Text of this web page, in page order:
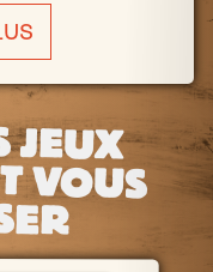
JEUX
VOUS